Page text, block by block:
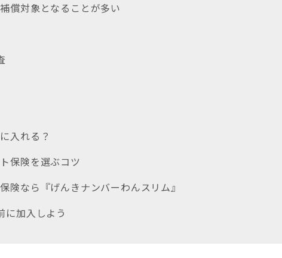
償対象となることが多い
入れる？
保険を選ぶコツ
険なら『げんきナンバーわんスリム』
に加入しよう